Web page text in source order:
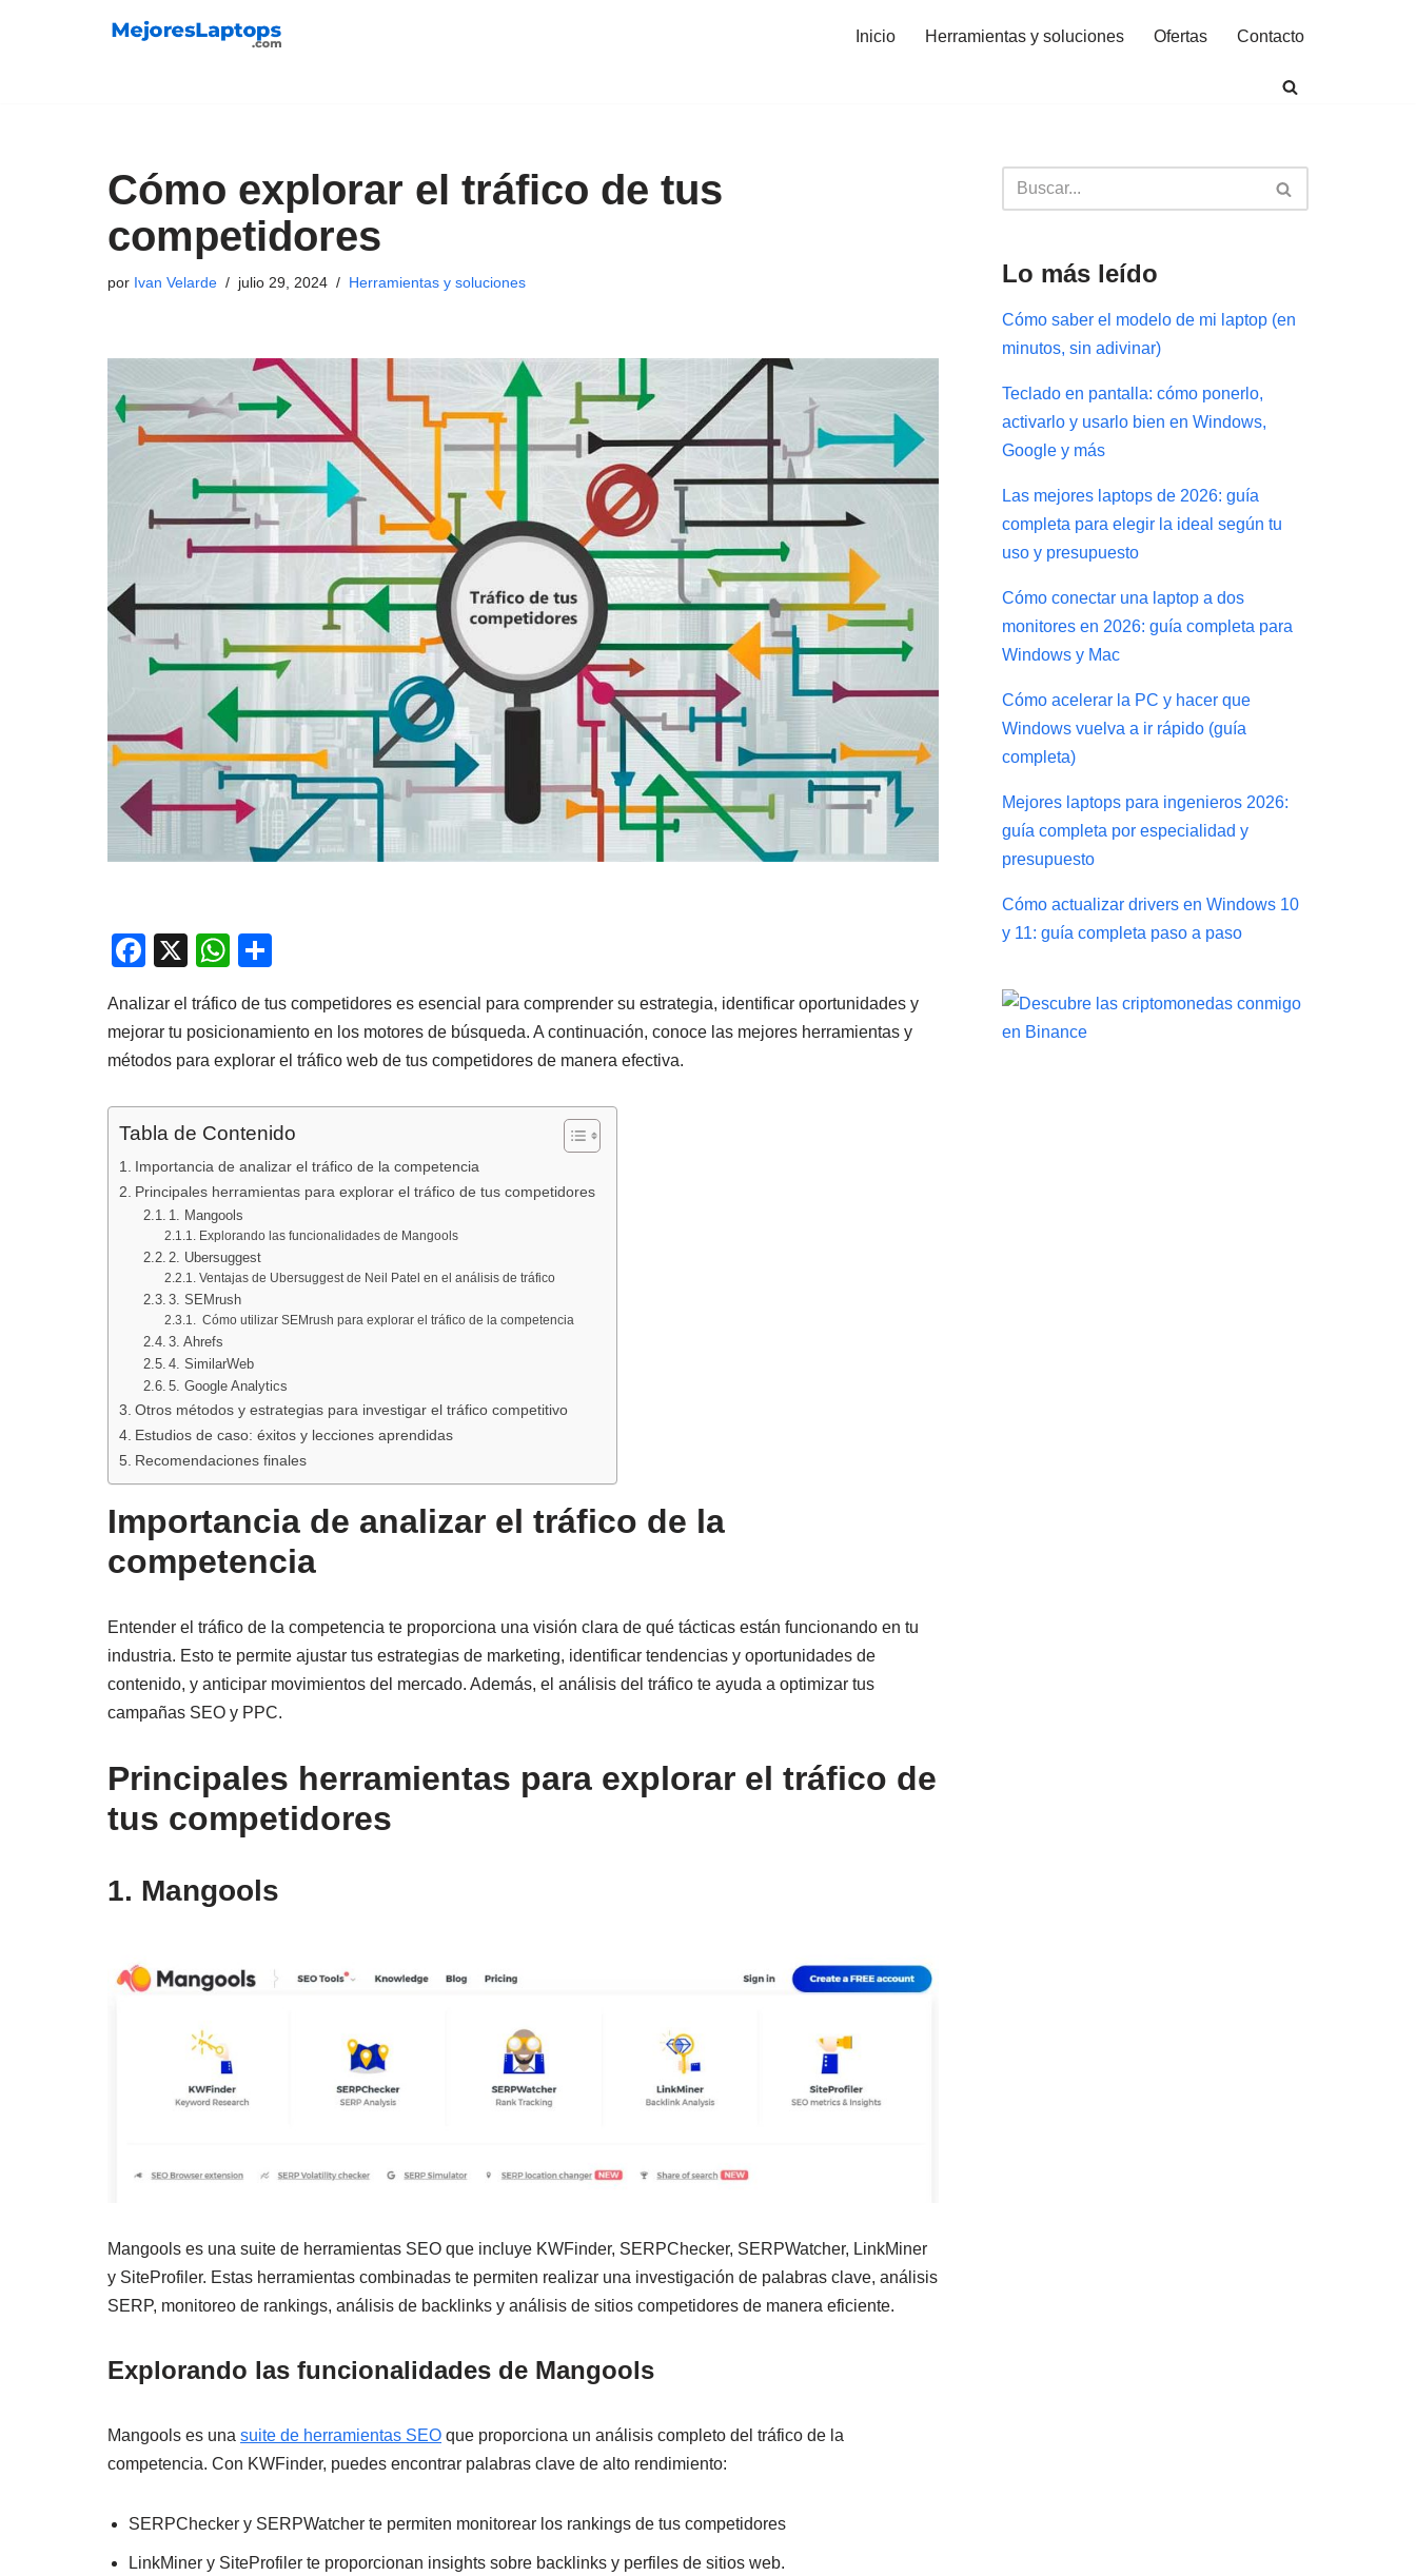
Inicio Herramientas y soluciones Ofertas Contacto
Cómo explorar el tráfico de tus
competidores
por Ivan Velarde julio 29, 2024 Herramientas y soluciones
F
c
e
o
o
k
X
W
at
s
p
p
m
p
tir
Analizar el tráfico de tus competidores es esencial para comprender su estrategia, identificar oportunidades y
mejorar tu posicionamiento en los motores de búsqueda. A continuación, conoce las mejores herramientas y
métodos para explorar el tráfico web de tus competidores de manera efectiva.
Tabla de Contenido
Importancia de analizar el tráfico de la competencia
Principales herramientas para explorar el tráfico de tus competidores
1. Mangools
Explorando las funcionalidades de Mangools
2. Ubersuggest
Ventajas de Ubersuggest de Neil Patel en el análisis de tráfico
3. SEMrush
Cómo utilizar SEMrush para explorar el tráfico de la competencia
3. Ahrefs
4. SimilarWeb
5. Google Analytics
Otros métodos y estrategias para investigar el tráfico competitivo
Estudios de caso: éxitos y lecciones aprendidas
Recomendaciones finales
Importancia de analizar el tráfico de la
competencia
Entender el tráfico de la competencia te proporciona una visión clara de qué tácticas están funcionando en tu
industria. Esto te permite ajustar tus estrategias de marketing, identificar tendencias y oportunidades de
contenido, y anticipar movimientos del mercado. Además, el análisis del tráfico te ayuda a optimizar tus
campañas SEO y PPC.
Principales herramientas para explorar el tráfico de
tus competidores
1. Mangools
Mangools es una suite de herramientas SEO que incluye KWFinder, SERPChecker, SERPWatcher, LinkMiner
y SiteProfiler. Estas herramientas combinadas te permiten realizar una investigación de palabras clave, análisis
SERP, monitoreo de rankings, análisis de backlinks y análisis de sitios competidores de manera eficiente.
Explorando las funcionalidades de Mangools
Mangools es una suite de herramientas SEO que proporciona un análisis completo del tráfico de la
competencia. Con KWFinder, puedes encontrar palabras clave de alto rendimiento:
SERPChecker y SERPWatcher te permiten monitorear los rankings de tus competidores
LinkMiner y SiteProfiler te proporcionan insights sobre backlinks y perfiles de sitios web.
Lo más leído
Cómo saber el modelo de mi laptop (en
minutos, sin adivinar)
Teclado en pantalla: cómo ponerlo,
activarlo y usarlo bien en Windows,
Google y más
Las mejores laptops de 2026: guía
completa para elegir la ideal según tu
uso y presupuesto
Cómo conectar una laptop a dos
monitores en 2026: guía completa para
Windows y Mac
Cómo acelerar la PC y hacer que
Windows vuelva a ir rápido (guía
completa)
Mejores laptops para ingenieros 2026:
guía completa por especialidad y
presupuesto
Cómo actualizar drivers en Windows 10
y 11: guía completa paso a paso